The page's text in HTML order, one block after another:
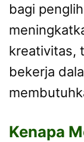
bagi
kreativitas,
bekerja
Kenapa